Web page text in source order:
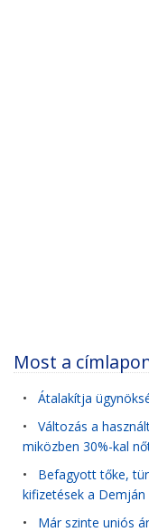
Most a
• Átalakítja
• Változás a
miközben 30%-kal
• Befagyott tőke,
kifizetések a
• Már szinte uniós